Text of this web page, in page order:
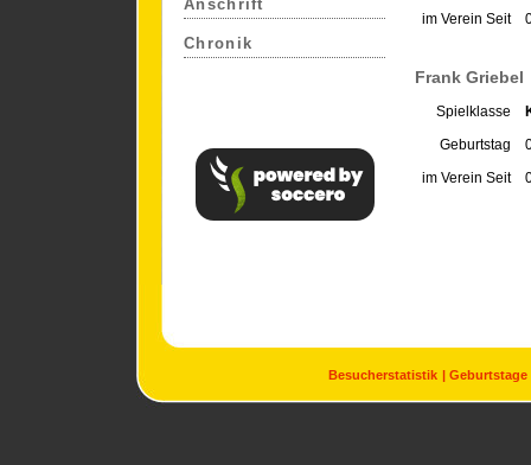
Anschrift
Chronik
im Verein Seit
Frank Griebel
Spielklasse
Geburtstag
im Verein Seit
Besucherstatistik Geburtstage